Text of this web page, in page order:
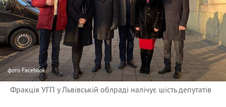
фото Facebook
Фракція УГП у Львівській облраді налічує шість депутатів